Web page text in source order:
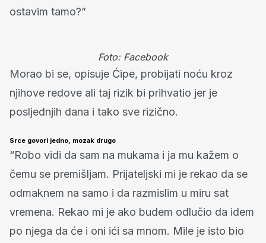
ostavim tamo?”
Foto: Facebook
Morao bi se, opisuje Ćipe, probijati noću kroz
njihove redove ali taj rizik bi prihvatio jer je
posljednjih dana i tako sve rizično.
Srce govori jedno, mozak drugo
“Robo vidi da sam na mukama i ja mu kažem o
čemu se premišljam. Prijateljski mi je rekao da se
odmaknem na samo i da razmislim u miru sat
vremena. Rekao mi je ako budem odlučio da idem
po njega da će i oni ići sa mnom. Mile je isto bio